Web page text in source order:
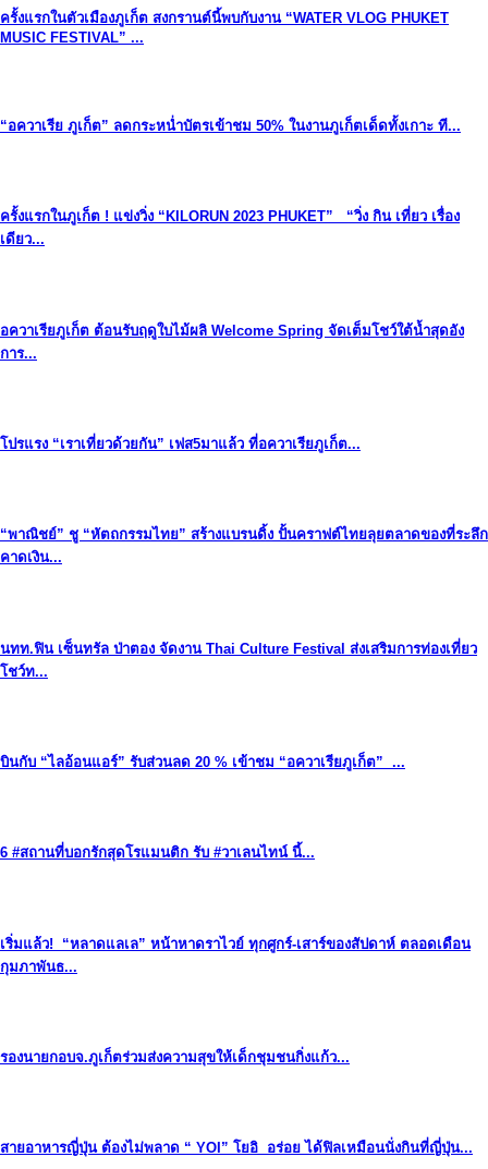
ครั้งแรกในตัวเมืองภูเก็ต สงกรานต์นี้พบกับงาน “WATER VLOG PHUKET
MUSIC FESTIVAL” ...
“อควาเรีย ภูเก็ต” ลดกระหน่ำบัตรเข้าชม 50% ในงานภูเก็ตเด็ดทั้งเกาะ ที...
ครั้งแรกในภูเก็ต ! แข่งวิ่ง “KILORUN 2023 PHUKET” “วิ่ง กิน เที่ยว เรื่อง
เดียว...
อควาเรียภูเก็ต ต้อนรับฤดูใบไม้ผลิ Welcome Spring จัดเต็มโชว์ใต้น้ำสุดอัง
การ...
โปรแรง “เราเที่ยวด้วยกัน” เฟส5มาแล้ว ที่อควาเรียภูเก็ต...
“พาณิชย์” ชู “หัตถกรรมไทย” สร้างแบรนดิ้ง ปั้นคราฟต์ไทยลุยตลาดของที่ระลึก
คาดเงิน...
นทท.ฟิน เซ็นทรัล ป่าตอง จัดงาน Thai Culture Festival ส่งเสริมการท่องเที่ยว
โชว์ท...
บินกับ “ไลอ้อนแอร์” รับส่วนลด 20 % เข้าชม “อควาเรียภูเก็ต” ...
6 #สถานที่บอกรักสุดโรแมนติก รับ #วาเลนไทน์ นี้...
เริ่มแล้ว! “หลาดแลเล” หน้าหาดราไวย์ ทุกศูกร์-เสาร์ของสัปดาห์ ตลอดเดือน
กุมภาพันธ...
รองนายกอบจ.ภูเก็ตร่วมส่งความสุขให้เด็กชุมชนกิ่งแก้ว...
สายอาหารญี่ปุ่น ต้องไม่พลาด “ YOI” โยอิ อร่อย ได้ฟิลเหมือนนั่งกินที่ญี่ปุ่น...